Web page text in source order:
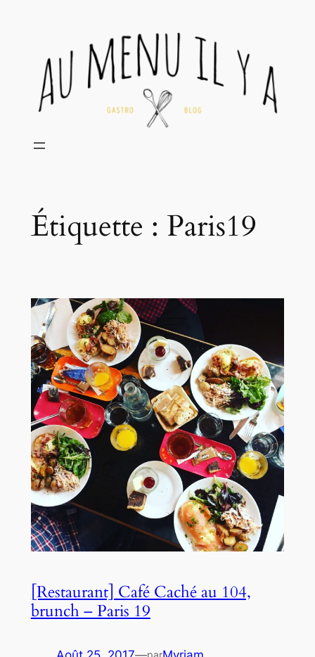
Étiquette : Paris19
[Restaurant] Café Caché au 104,
brunch – Paris 19